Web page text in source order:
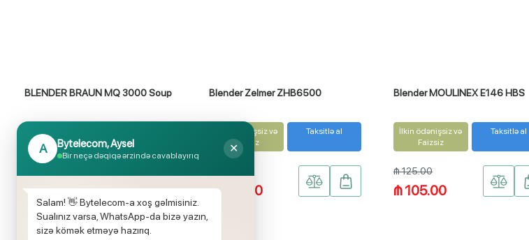
BLENDER BRAUN MQ 3000 Soup
Faizsiz
₼ 70.00
Blender Zelmer ZHB6500
İlkin ödənişsiz və
Faizsiz
Taksitlə al
₼ 199.00
Blender MOULINEX E146 HBS
İlkin ödənişsiz və
Faizsiz
Taksitlə al
₼ 125.00
₼ 105.00
A Bytelecom, Aysel
Bir neçə dəqiqə ərzində cavablayırıq
✕
Salam! 👋 Bytelecom-a xoş gəlmisiniz.
Sualınız varsa, WhatsApp-da bizə yazın,
sizə kömək etməyə hazırıq.